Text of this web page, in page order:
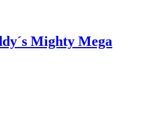
Mighty Mega